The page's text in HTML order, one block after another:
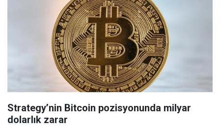
Strategy’nin Bitcoin pozisyonunda milyar
dolarlık zarar